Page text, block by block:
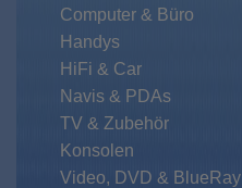
Computer & Büro
Handys
HiFi & Car
Navis & PDAs
TV & Zubehör
Konsolen
Video, DVD & BlueRay